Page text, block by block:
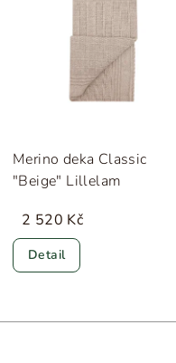
Merino deka Classic
"Beige" Lillelam
2 520 Kč
Detail